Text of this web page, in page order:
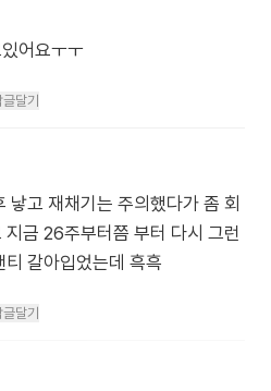
어요ㅜㅜ
글달기
낳고 재채기는 주의했다가 좀 회
금 26주부터쯤 부터 다시 그런
갈아입었는데 흑흑
글달기